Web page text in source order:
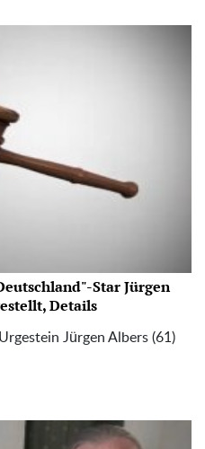
Star Jürgen
Details
Jürgen Albers (61)